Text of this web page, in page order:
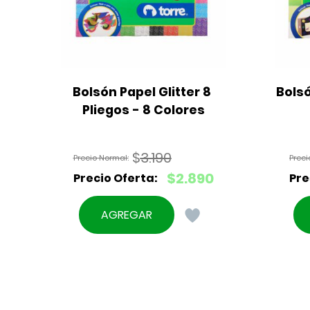
Bolsón Papel Glitter 8
Pliegos - 8 Colores
$3.190
El
precio
original
$2.890
El
precio
actual
AGREGAR